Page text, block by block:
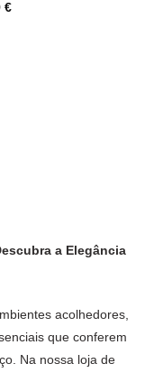
€
a Elegância
acolhedores,
que conferem
Na nossa loja de